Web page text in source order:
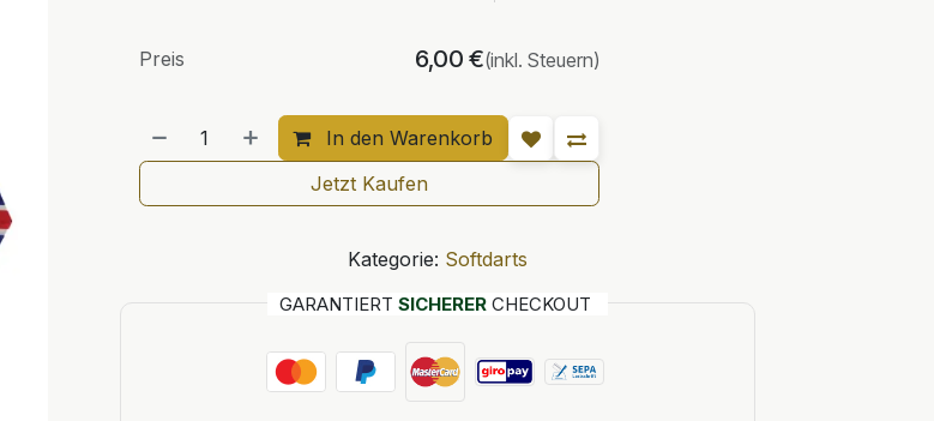
In den Warenkorb
Preis 6,00 €(inkl. Steuern)
Jetzt Kaufen
Kategorie: Softdarts
GARANTIERT SICHERERCHECKOUT